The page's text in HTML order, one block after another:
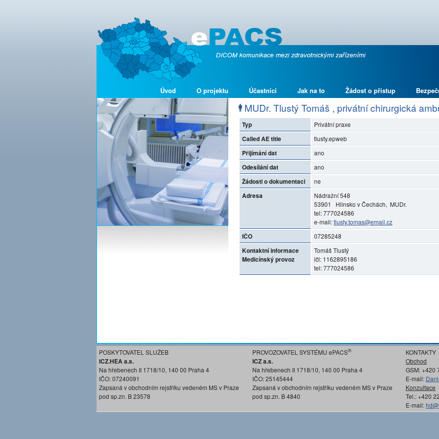
Úvod O projektu Účastníci Jak na to Žádost o přístup
MUDr. Tlustý Tomáš , privátní chirurgická
Typ Privátní praxe
Called AE title tlusty.epweb
Přijímání dat ano
Odesílání dat ano
Žádosti o dokumentaci ne
Adresa
Nádražní 548
53901 Hlinsko v Čechách, MUDr.
tel: 777024586
e-mail:tlusty.tomas@email.cz
IČO 07285248
Kontaktní informace
Medicínský provoz
Tomáš Tlustý
ičl: 1162895186
tel: 777024586
POSKYTOVATEL SLUŽEB
ICZ.HEA a.s.
Na hřebenech II 1718/10, 140 00 Praha 4
IČO: 07240091
Zapsaná v obchodním rejstříku vedeném MS v Praze
pod sp.zn. B 23578
PROVOZOVATEL SYSTÉMU ePACS®
ICZ a.s.
Na hřebenech II 1718/10, 140 00 Praha 4
IČO: 25145444
Zapsaná v obchodním rejstříku vedeném MS v Praze
pod sp.zn. B 4840
KONTAKTY
Obchod
GSM: +420
E-mail:
Konzultace
Tel.: +420
E-mail: